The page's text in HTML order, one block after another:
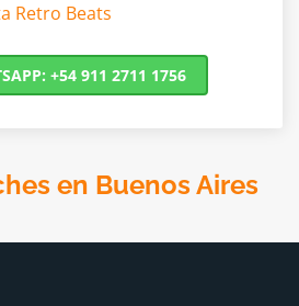
Retro Beats
+54 911 2711 1756
en Buenos Aires